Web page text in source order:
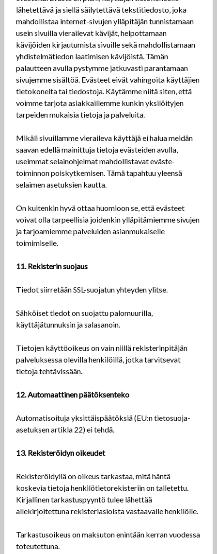
lähetettävä ja siellä säilytettävä tekstitiedosto, joka
mahdollistaa internet-sivujen ylläpitäjän tunnistamaan
usein sivuilla vierailevat kävijät, helpottamaan
kävijöiden kirjautumista sivuille sekä mahdollistamaan
yhdistelmätiedon laatimisen kävijöistä. Tämän
palautteen avulla pystymme jatkuvasti parantamaan
sivujemme sisältöä. Evästeet eivät vahingoita käyttäjien
tietokoneita tai tiedostoja. Käytämme niitä siten, että
voimme tarjota asiakkaillemme kunkin yksilöityjen
tarpeiden mukaisia tietoja ja palveluita.
Mikäli sivuillamme vieraileva käyttäjä ei halua meidän
saavan edellä mainittuja tietoja evästeiden avulla,
useimmat selainohjelmat mahdollistavat eväste-
toiminnon poiskytkemisen. Tämä tapahtuu yleensä
selaimen asetuksien kautta.
On kuitenkin hyvä ottaa huomioon se, että evästeet
voivat olla tarpeellisia joidenkin ylläpitämiemme sivujen
ja tarjoamiemme palveluiden asianmukaiselle
toimimiselle.
11. Rekisterin suojaus
Tiedot siirretään SSL-suojatun yhteyden ylitse.
Sähköiset tiedot on suojattu palomuurilla,
käyttäjätunnuksin ja salasanoin.
Tietojen käyttöoikeus on vain niillä rekisterinpitäjän
palveluksessa olevilla henkilöillä, jotka tarvitsevat
tietoja tehtävissään.
12. Automaattinen päätöksenteko
Automatisoituja yksittäispäätöksiä (EU:n tietosuoja-
asetuksen artikla 22) ei tehdä.
13. Rekisteröidyn oikeudet
Rekisteröidyllä on oikeus tarkastaa, mitä häntä
koskevia tietoja henkilötietorekisteriin on talletettu.
Kirjallinen tarkastuspyyntö tulee lähettää
allekirjoitettuna rekisteriasioista vastaavalle henkilölle.
Tarkastusoikeus on maksuton enintään kerran vuodessa
toteutettuna.